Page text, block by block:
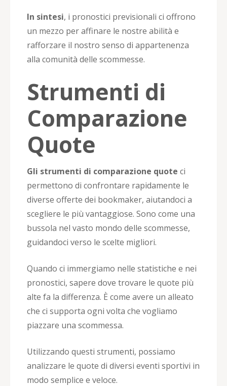
In sintesi, i pronostici previsionali ci offrono
un mezzo per affinare le nostre abilità e
rafforzare il nostro senso di appartenenza
alla comunità delle scommesse.
Strumenti di
Comparazione
Quote
Gli strumenti di comparazione quote ci
permettono di confrontare rapidamente le
diverse offerte dei bookmaker, aiutandoci a
scegliere le più vantaggiose. Sono come una
bussola nel vasto mondo delle scommesse,
guidandoci verso le scelte migliori.
Quando ci immergiamo nelle statistiche e nei
pronostici, sapere dove trovare le quote più
alte fa la differenza. È come avere un alleato
che ci supporta ogni volta che vogliamo
piazzare una scommessa.
Utilizzando questi strumenti, possiamo
analizzare le quote di diversi eventi sportivi in
modo semplice e veloce.